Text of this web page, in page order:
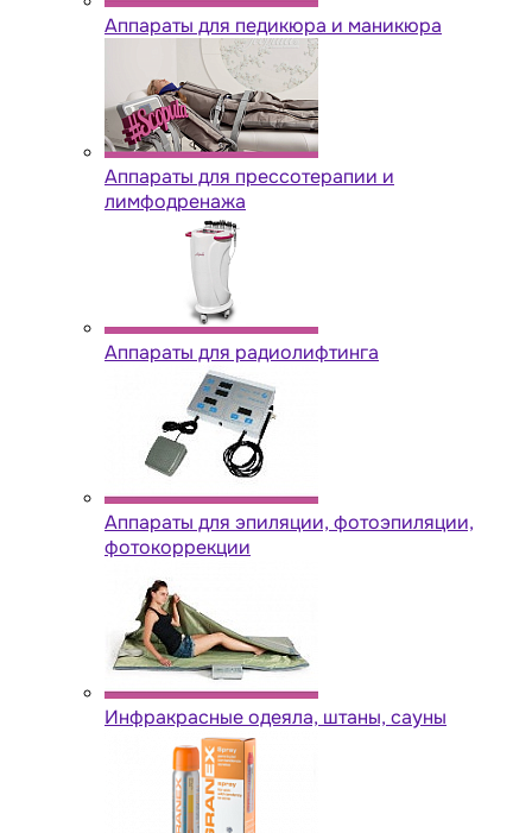
Аппараты для педикюра и маникюра
Аппараты для прессотерапии и
лимфодренажа
Аппараты для радиолифтинга
Аппараты для эпиляции, фотоэпиляции,
фотокоррекции
Инфракрасные одеяла, штаны, сауны